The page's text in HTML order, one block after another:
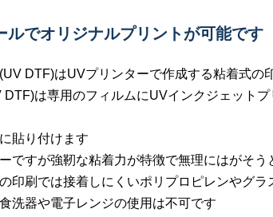
ルでオリジナルプリントが可能です
DTF)はUVプリンターで作成する粘着式の
DTF)は専用のフィルムにUVインクジェット
貼り付けます
ですが強靭な粘着力が特徴で無理にはがそ
印刷では接着しにくいポリプロピレンやグラ
洗器や電子レンジの使用は不可です